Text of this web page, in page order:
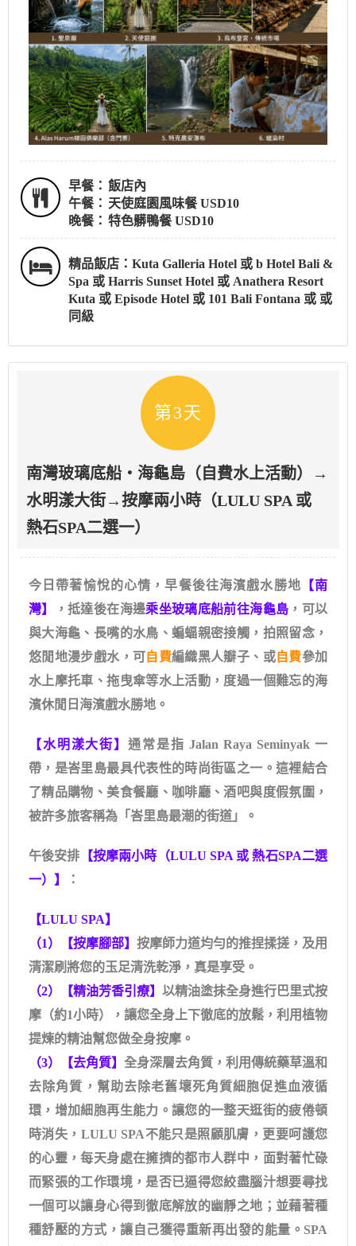
早餐： 飯店內
午餐： 天使庭園風味餐 USD10
晚餐： 特色髒鴨餐 USD10
精品飯店：Kuta Galleria Hotel 或 b Hotel Bali &
Spa 或 Harris Sunset Hotel 或 Anathera Resort
Kuta 或 Episode Hotel 或 101 Bali Fontana 或 或
同級
第3天
南灣玻璃底船・海龜島（自費水上活動）→
水明漾大街→按摩兩小時（LULU SPA 或
熱石SPA二選一）
今日帶著愉悅的心情，早餐後往海濱戲水勝地 【南
灣】
，抵達後在海邊乘坐玻璃底船前往海龜島 ，可以
與大海龜、長嘴的水鳥、蝙蝠親密接觸，拍照留念，
悠閒地漫步戲水，可自費編織黑人瓣子、或自費參加
水上摩托車、拖曳傘等水上活動，度過一個難忘的海
濱休閒日海濱戲水勝地。
【水明漾大街】通常是指 Jalan Raya Seminyak 一
帶，是峇里島最具代表性的時尚街區之一。這裡結合
了精品購物、美食餐廳、咖啡廳、酒吧與度假氛圍，
被許多旅客稱為「峇里島最潮的街道」。
午後安排 【按摩兩小時（LULU SPA 或 熱石SPA二選
一）】
：
【LULU SPA】
（1）【按摩腳部】 按摩師力道均勻的推捏揉搓，及用
清潔刷將您的玉足清洗乾淨，真是享受。
（2）【精油芳香引療】 以精油塗抹全身進行巴里式按
摩（約1小時），讓您全身上下徹底的放鬆，利用植物
提煉的精油幫您做全身按摩。
（3）【去角質】 全身深層去角質，利用傳統藥草溫和
去除角質，幫助去除老舊壞死角質細胞促進血液循
環，增加細胞再生能力。讓您的一整天逛街的疲倦頓
時消失，LULU SPA不能只是照顧肌膚，更要呵護您
的心靈，每天身處在擁擠的都市人群中，面對著忙碌
而緊張的工作環境，是否已逼得您絞盡腦汁想要尋找
一個可以讓身心得到徹底解放的幽靜之地；並藉著種
種舒壓的方式，讓自己獲得重新再出發的能量。SPA